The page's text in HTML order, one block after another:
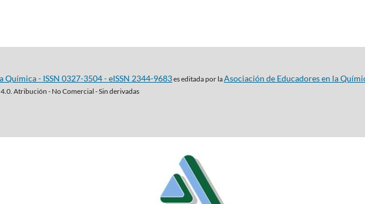
Química - ISSN 0327-3504 - eISSN 2344-9683es editada por laAsociación de Educadores en la
Atribución - No Comercial - Sin derivadas